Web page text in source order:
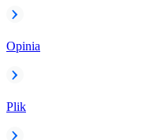
Opinia
Plik